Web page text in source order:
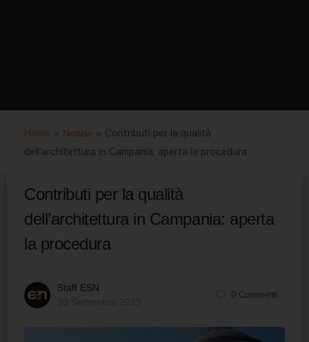
Home » Notizie » Contributi per la qualità
dell’architettura in Campania: aperta la procedura
Contributi per la qualità
dell’architettura in Campania: aperta
la procedura
Staff ESN
0 Commenti